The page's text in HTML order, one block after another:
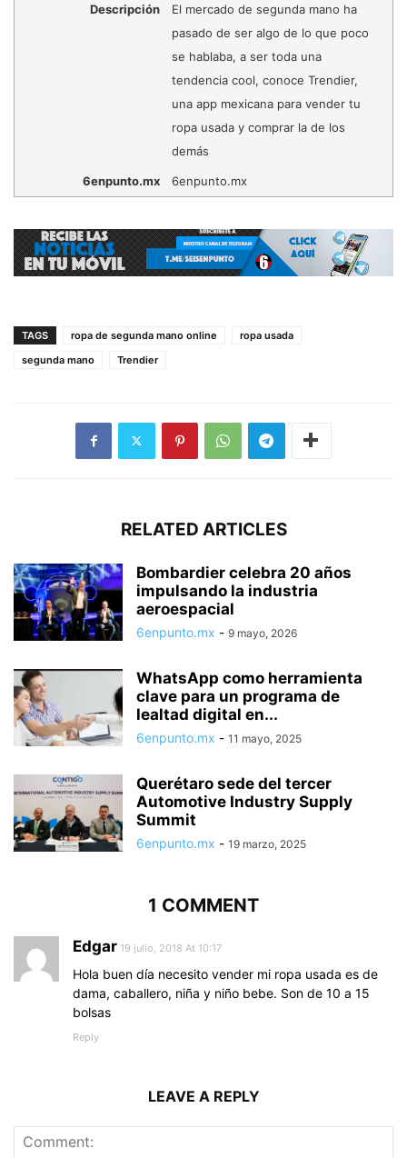
Descripción
El mercado de segunda mano ha
pasado de ser algo de lo que poco
se hablaba, a ser toda una
tendencia cool, conoce Trendier,
una app mexicana para vender tu
ropa usada y comprar la de los
demás
6enpunto.mx 6enpunto.mx
TAGS ropa de segunda mano online
ropa usada
segunda mano
Trendier
RELATED ARTICLES
Bombardier celebra 20 años
impulsando la industria
aeroespacial
6enpunto.mx - 9 mayo, 2026
WhatsApp como herramienta
clave para un programa de
lealtad digital en...
6enpunto.mx - 11 mayo, 2025
Querétaro sede del tercer
Automotive Industry Supply
Summit
6enpunto.mx - 19 marzo, 2025
1 COMMENT
Edgar 19 julio, 2018 At 10:17
Hola buen día necesito vender mi ropa usada es de
dama, caballero, niña y niño bebe. Son de 10 a 15
bolsas
Reply
LEAVE A REPLY